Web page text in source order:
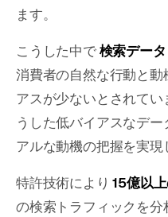
ます。
こうした中で検索データ
消費者の自然な行動と
アスが少ないとされて
うした低バイアスなデ
アルな動機の把握を実現
特許技術により15億以
の検索トラフィックを